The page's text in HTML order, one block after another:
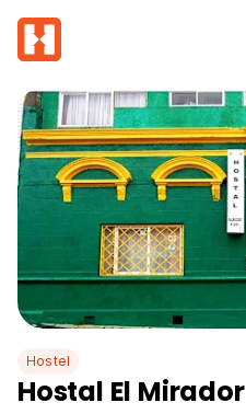
Hostel
Hostal El Mirador